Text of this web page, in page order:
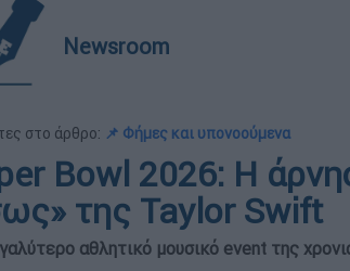
Newsroom
στο άρθρο: 📌 Φήμες και υπονοούμενα
Bowl 2026: Η
της Taylor Swift
αθλητικό μουσικό event της